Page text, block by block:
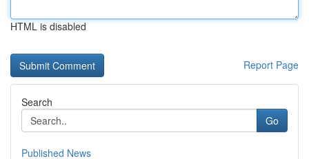
HTML is disabled
Report Page
Search
Go
Published News